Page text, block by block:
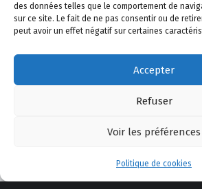
des données telles que le comportement de
sur ce site. Le fait de ne pas consentir ou de
peut avoir un effet négatif sur certaines
Accepter
Refuser
Voir les préférences
Politique de cookies
Menu
confidentialité –Politique de cookies
–Actualité–AppliTir–Contactez-